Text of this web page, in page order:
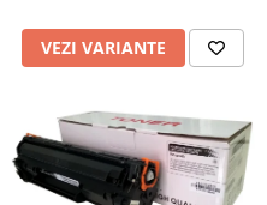
VEZI VARIANTE